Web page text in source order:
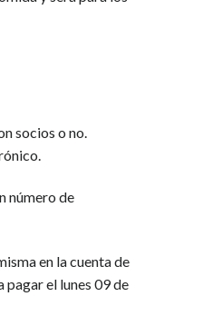
socios o no.
número de
en la cuenta de
el lunes 09 de